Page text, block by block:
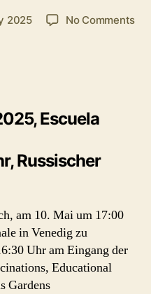
2025 No Commentson
Escuela
Russischer
am 10. Mai um 17:00
in Venedig zu
Uhr am Eingang der
Educational
Gardens